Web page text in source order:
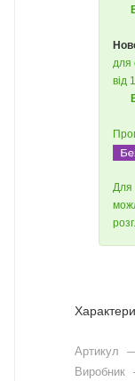
для
від
Для
Артикул
Виробник